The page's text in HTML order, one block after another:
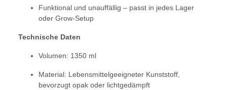
Funktional und unauffällig – passt in jedes Lager
oder Grow-Setup
Technische Daten
Volumen: 1350 ml
Material: Lebensmittelgeeigneter Kunststoff,
bevorzugt opak oder lichtgedämpft